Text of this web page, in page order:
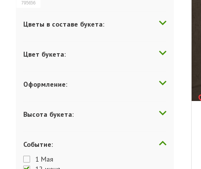
7956
7956
Цветы в составе букета:
Цвет букета:
Оформление:
Высота букета:
Событие:
1 Мая